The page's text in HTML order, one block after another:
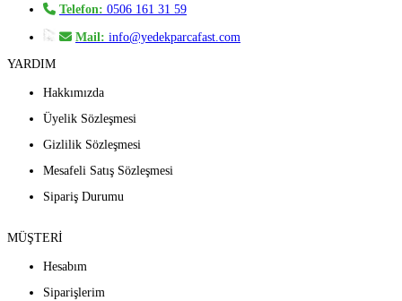
Telefon: 0506 161 31 59
Mail: info@yedekparcafast.com
YARDIM
Hakkımızda
Üyelik Sözleşmesi
Gizlilik Sözleşmesi
Mesafeli Satış Sözleşmesi
Sipariş Durumu
MÜŞTERİ
Hesabım
Siparişlerim